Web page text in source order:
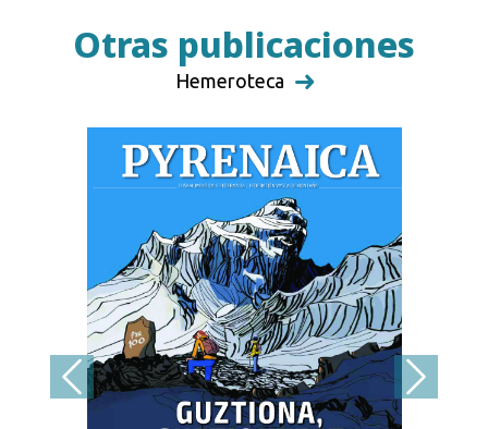
Otras publicaciones
Hemeroteca